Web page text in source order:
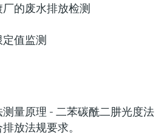
的废水排放检测
值监测
量原理 - 二苯碳酰二肼光度法
放法规要求。